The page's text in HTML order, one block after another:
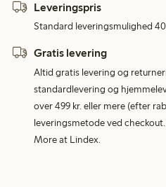
Leveringspris
Standard leveringsmulighed
Gratis levering
Altid gratis levering og
standardlevering og
over 499 kr. eller mere (efter
leveringsmetode ved
More at Lindex.